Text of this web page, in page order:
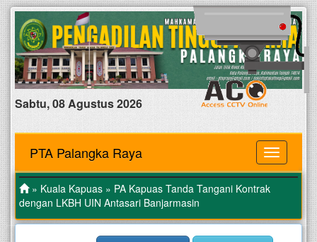
Sabtu, 08 Agustus 2026
MENU
PTA Palangka Raya
» Kuala Kapuas » PA Kapuas Tanda Tangani Kontrak
dengan LKBH UIN Antasari Banjarmasin